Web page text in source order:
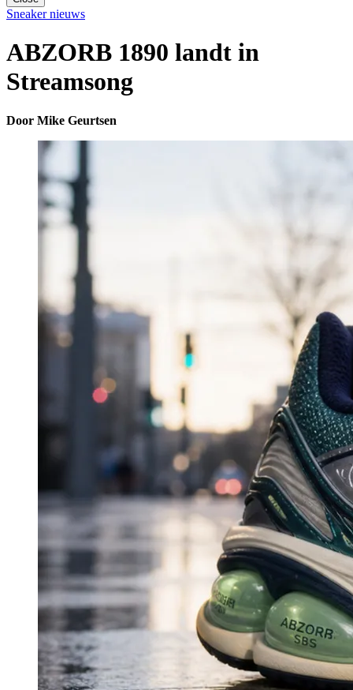
Sneaker nieuws
ABZORB 1890 landt in
Streamsong
Door Mike Geurtsen